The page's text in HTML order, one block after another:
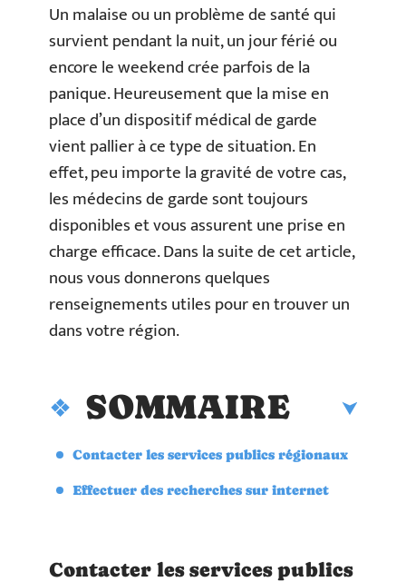
Un malaise ou un problème de santé qui
survient pendant la nuit, un jour férié ou
encore le weekend crée parfois de la
panique. Heureusement que la mise en
place d’un dispositif médical de garde
vient pallier à ce type de situation. En
effet, peu importe la gravité de votre cas,
les médecins de garde sont toujours
disponibles et vous assurent une prise en
charge efficace. Dans la suite de cet article,
nous vous donnerons quelques
renseignements utiles pour en trouver un
dans votre région.
SOMMAIRE
Contacter les services publics régionaux
Effectuer des recherches sur internet
Contacter les services publics